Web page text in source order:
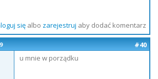
sięalbo zarejestruj aby dodać komentarz
#40
u mnie w porządku